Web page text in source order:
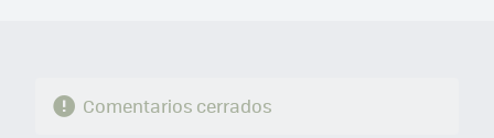
Comentarios cerrados